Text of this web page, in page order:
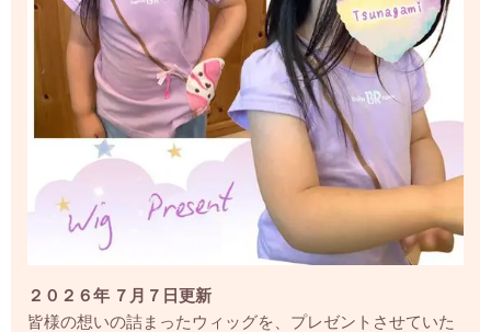
２０２６年 ７月７日更新
皆様の想いの詰まったウィッグを、プレゼントさせていた